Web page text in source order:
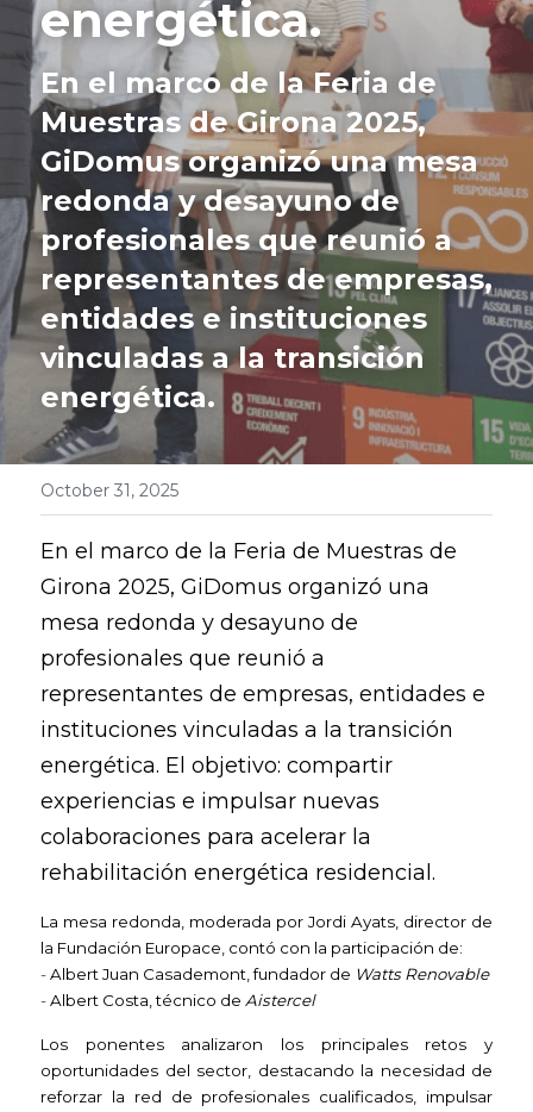
English
Contacto
energética.
En el marco de la Feria de
Muestras de Girona 2025,
GiDomus organizó una mesa
redonda y desayuno de
profesionales que reunió a
representantes de empresas,
entidades e instituciones
vinculadas a la transición
energética.
October 31, 2025
En el marco de la Feria de Muestras de
Girona 2025, GiDomus organizó una
mesa redonda y desayuno de
profesionales que reunió a
representantes de empresas, entidades e
instituciones vinculadas a la transición
energética. El objetivo: compartir
experiencias e impulsar nuevas
colaboraciones para acelerar la
rehabilitación energética residencial.
La mesa redonda, moderada por Jordi Ayats, director de
la Fundación Europace, contó con la participación de:
- Albert Juan Casademont, fundador de Watts Renovable
- Albert Costa, técnico de Aistercel
Los ponentes analizaron los principales retos y
oportunidades del sector, destacando la necesidad de
reforzar la red de profesionales cualificados, impulsar